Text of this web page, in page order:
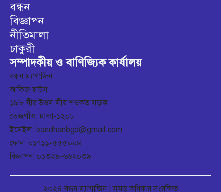
বন্ধন
বিজ্ঞাপন
নীতিমালা
চাকুরী
সম্পাদকীয় ও বাণিজ্যিক কার্যালয়
বন্ধন ম্যাগাজিন
আকিজ হাউস
১৯৮ বীর উত্তম মীর শওকত সড়ক
তেজগাঁও, ঢাকা-১২০৮
ইমেইল: bandhanbgd@gmail.com
ফোন: ০১৭১১-৫৫৫০০৪
বিজ্ঞাপন: ০১৩২৯-৬৬২০৩৯
২০২৪ বন্ধন ম্যাগাজিন | সমস্ত অধিকার সংরক্ষিত